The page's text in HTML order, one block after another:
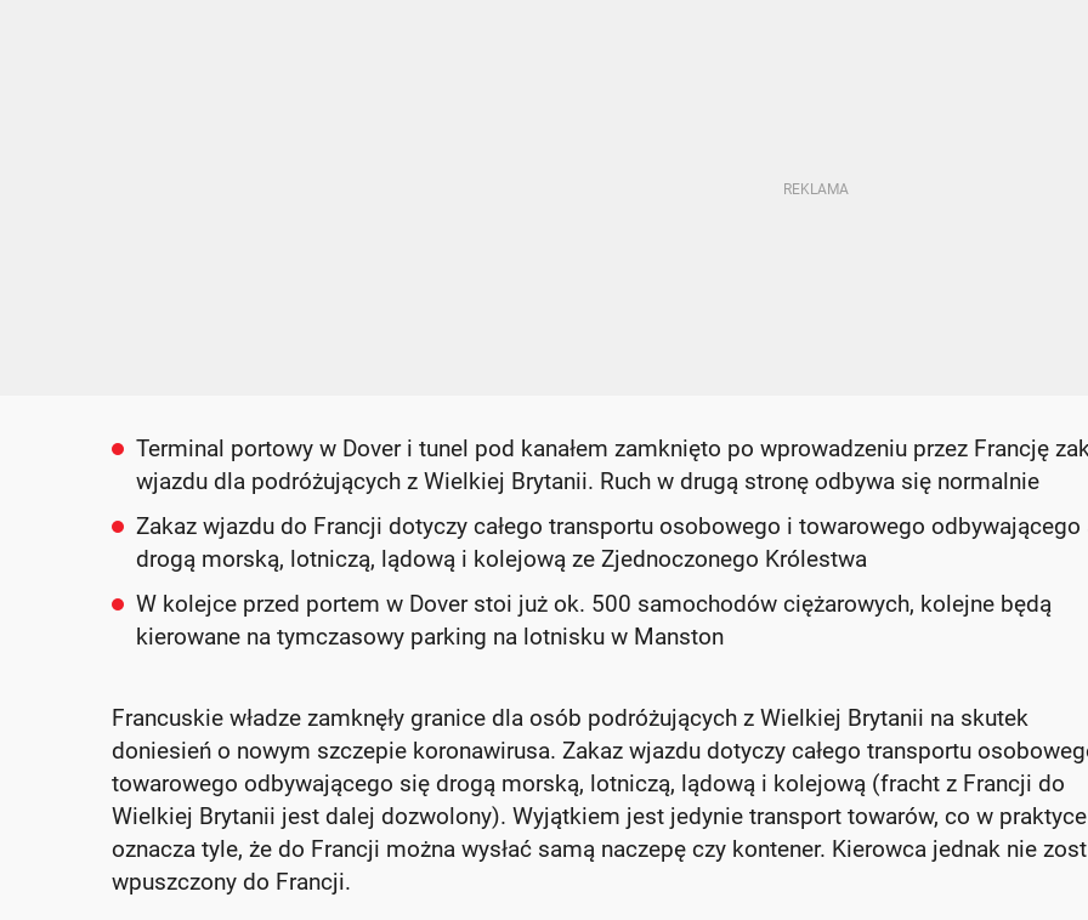
Terminal portowy w Dover i tunel pod kanałem zamknięto po wprowadzeniu przez Francję
wjazdu dla podróżujących z Wielkiej Brytanii. Ruch w drugą stronę odbywa się normalnie
Zakaz wjazdu do Francji dotyczy całego transportu osobowego i towarowego odbywającego
drogą morską, lotniczą, lądową i kolejową ze Zjednoczonego Królestwa
W kolejce przed portem w Dover stoi już ok. 500 samochodów ciężarowych, kolejne będą
kierowane na tymczasowy parking na lotnisku w Manston
Francuskie władze zamknęły granice dla osób podróżujących z Wielkiej Brytanii na skutek
doniesień o nowym szczepie koronawirusa. Zakaz wjazdu dotyczy całego transportu
towarowego odbywającego się drogą morską, lotniczą, lądową i kolejową (fracht z Francji do
Wielkiej Brytanii jest dalej dozwolony). Wyjątkiem jest jedynie transport towarów, co w praktyce
oznacza tyle, że do Francji można wysłać samą naczepę czy kontener. Kierowca jednak nie
wpuszczony do Francji.